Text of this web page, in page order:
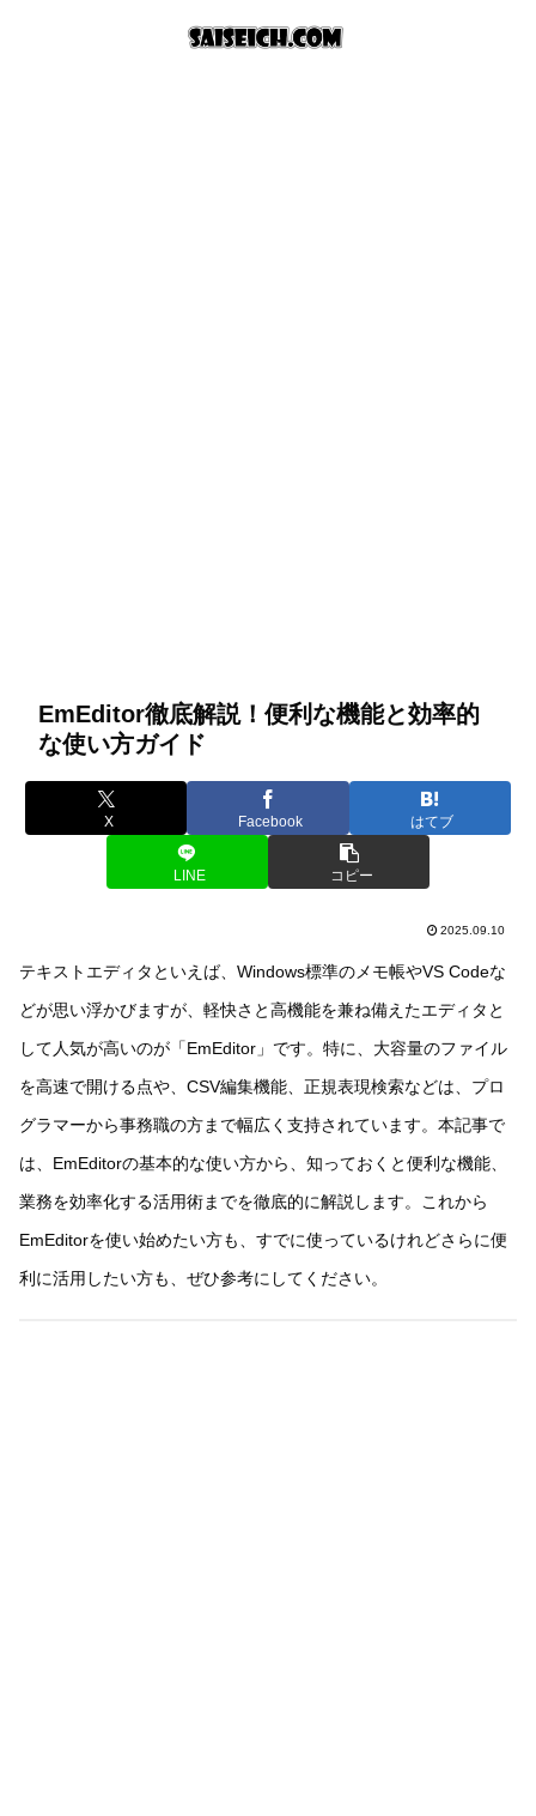
EmEditor徹底解説！便利な機能と効率的
な使い方ガイド
X Facebook はてブ
LINE コピー
2025.09.10
テキストエディタといえば、Windows標準のメモ帳やVS Codeな
どが思い浮かびますが、軽快さと高機能を兼ね備えたエディタと
して人気が高いのが「EmEditor」です。特に、大容量のファイル
を高速で開ける点や、CSV編集機能、正規表現検索などは、プロ
グラマーから事務職の方まで幅広く支持されています。本記事で
は、EmEditorの基本的な使い方から、知っておくと便利な機能、
業務を効率化する活用術までを徹底的に解説します。これから
EmEditorを使い始めたい方も、すでに使っているけれどさらに便
利に活用したい方も、ぜひ参考にしてください。